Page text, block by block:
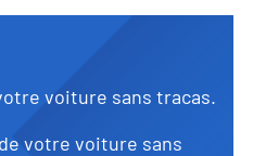
voiture sans tracas.
votre voiture sans